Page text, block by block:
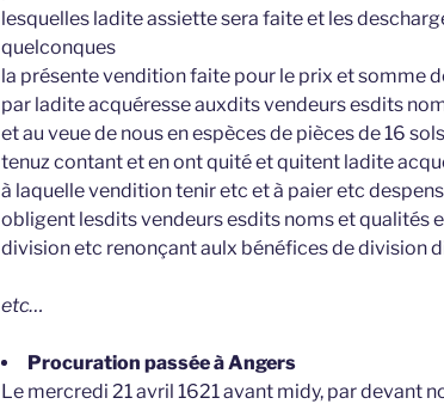
lesquelles ladite assiette sera faite et les
quelconques
la présente vendition faite pour le prix et somme
par ladite acquéresse auxdits vendeurs esdits
et au veue de nous en espèces de pièces de 16
tenuz contant et en ont quité et quitent ladite
à laquelle vendition tenir etc et à paier etc
obligent lesdits vendeurs esdits noms et qualités
division etc renonçant aulx bénéfices de division
etc…
Procuration passée à Angers
Le mercredi 21 avril 1621 avant midy, par devant